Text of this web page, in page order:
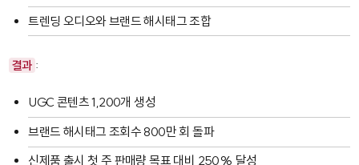
트렌딩 오디오와 브랜드 해시태그 조합
결과 :
UGC 콘텐츠 1,200개 생성
브랜드 해시태그 조회수 800만 회 돌파
신제품 출시 첫 주 판매량 목표 대비 250% 달성